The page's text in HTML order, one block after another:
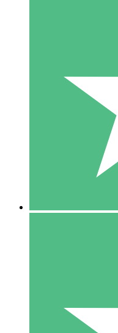
Zahlen Sie nach
monatliche